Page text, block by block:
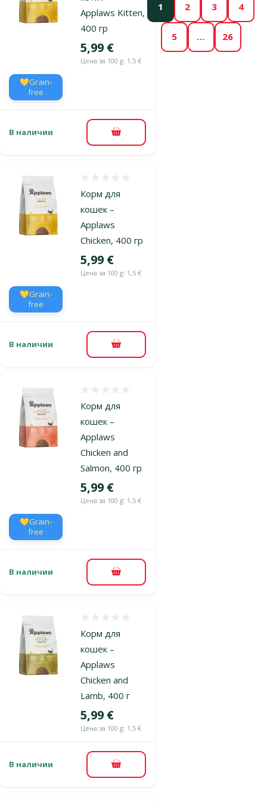
Applaws Kitten,
400 гр
Цена
5,99 €
Цена за 100 g: 1,5 €
💛Grain-
free
В наличии В корзину
Корм для
кошек –
Applaws
Chicken, 400 гр
Цена
5,99 €
Цена за 100 g: 1,5 €
💛Grain-
free
В наличии В корзину
Корм для
кошек –
Applaws
Chicken and
Salmon, 400 гр
Цена
5,99 €
Цена за 100 g: 1,5 €
💛Grain-
free
В наличии В корзину
Корм для
кошек –
Applaws
Chicken and
Lamb, 400 г
Цена
5,99 €
Цена за 100 g: 1,5 €
В наличии В корзину
1 2 3 4
5 … 26